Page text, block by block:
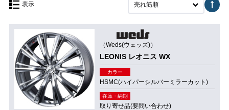
表示 売れ筋順
（Weds(ウェッズ)）
LEONIS レオニス WX
カラー
HSMC(ハイパーシルバーミラーカット)
在庫・納期
取り寄せ品(要問い合わせ)